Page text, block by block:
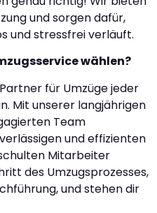
und sorgen dafür,
und stressfrei verläuft.
wählen?
für Umzüge jeder
Mit unserer langjährigen
Team
und effizienten
Mitarbeiter
des Umzugsprozesses,
und stehen dir